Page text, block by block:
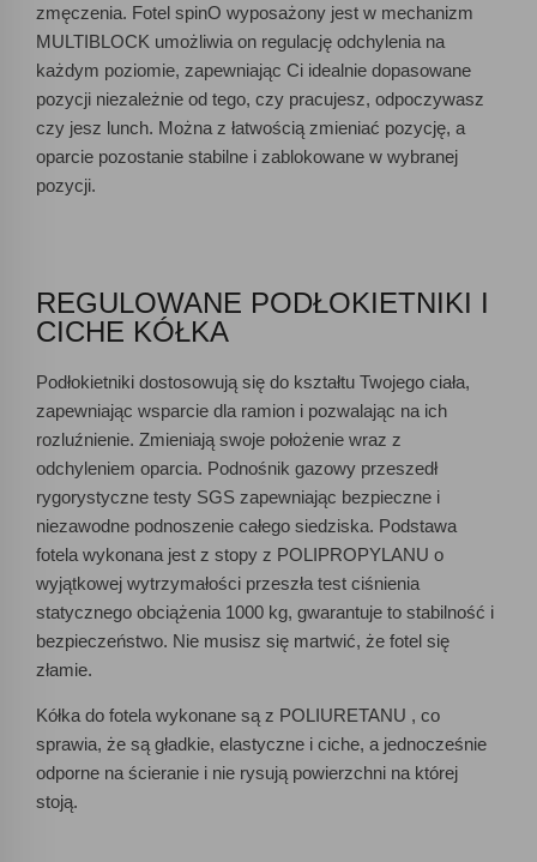
zmęczenia. Fotel spinO wyposażony jest w mechanizm
MULTIBLOCK umożliwia on regulację odchylenia na
każdym poziomie, zapewniając Ci idealnie dopasowane
pozycji niezależnie od tego, czy pracujesz, odpoczywasz
czy jesz lunch. Można z łatwością zmieniać pozycję, a
oparcie pozostanie stabilne i zablokowane w wybranej
pozycji.
REGULOWANE PODŁOKIETNIKI I
CICHE KÓŁKA
Podłokietniki dostosowują się do kształtu Twojego ciała,
zapewniając wsparcie dla ramion i pozwalając na ich
rozluźnienie. Zmieniają swoje położenie wraz z
odchyleniem oparcia. Podnośnik gazowy przeszedł
rygorystyczne testy SGS zapewniając bezpieczne i
niezawodne podnoszenie całego siedziska. Podstawa
fotela wykonana jest z stopy z POLIPROPYLANU o
wyjątkowej wytrzymałości przeszła test ciśnienia
statycznego obciążenia 1000 kg, gwarantuje to stabilność i
bezpieczeństwo. Nie musisz się martwić, że fotel się
złamie.
Kółka do fotela wykonane są z POLIURETANU , co
sprawia, że są gładkie, elastyczne i ciche, a jednocześnie
odporne na ścieranie i nie rysują powierzchni na której
stoją.